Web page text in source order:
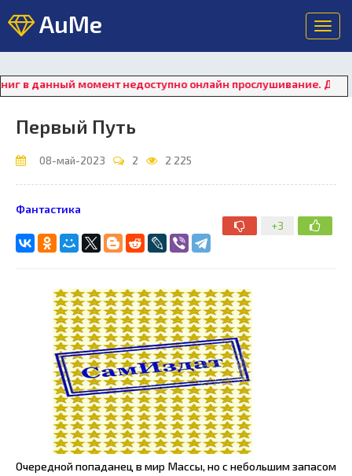
AuMe
момент недоступно онлайн прослушивание. Для
Первый Путь
08-май-2023 2 2 225
+3
Фантастика
Очередной попаданец в мир Массы, но с небольшим запасом